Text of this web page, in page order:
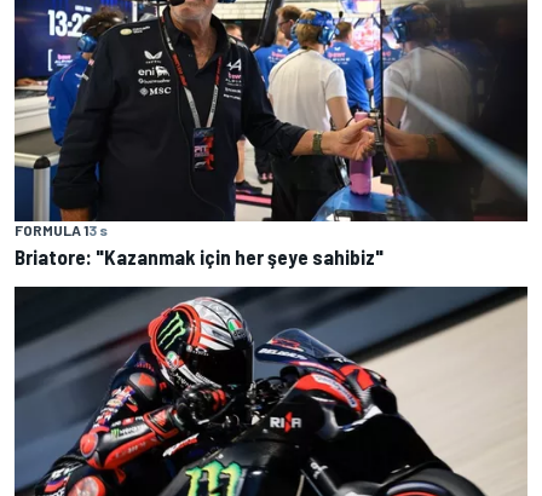
FORMULA 13 s
Briatore: "Kazanmak için her şeye sahibiz"